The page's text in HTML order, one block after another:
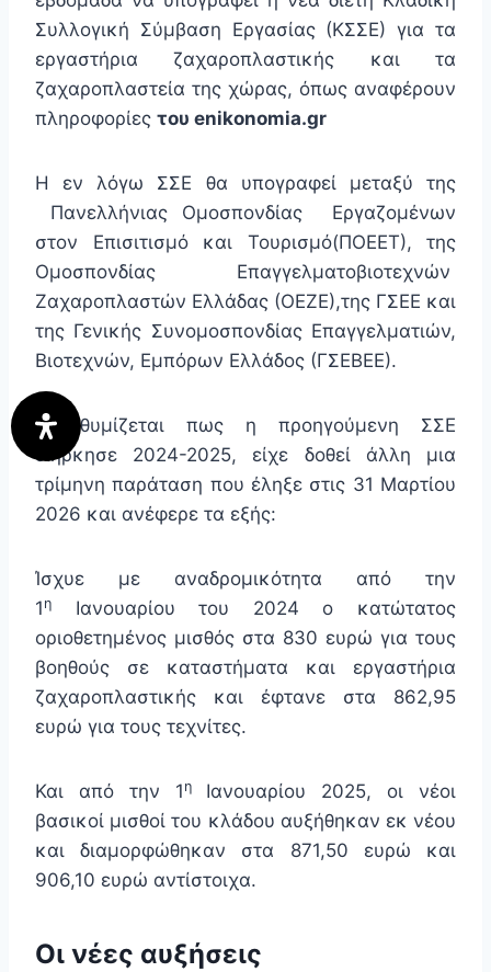
Συλλογική Σύμβαση Εργασίας (ΚΣΣΕ) για τα
εργαστήρια ζαχαροπλαστικής και τα
ζαχαροπλαστεία της χώρας, όπως αναφέρουν
πληροφορίες του enikonomia.gr
Η εν λόγω ΣΣΕ θα υπογραφεί μεταξύ της
Πανελλήνιας Ομοσπονδίας Εργαζομένων
στον Επισιτισμό και Τουρισμό(ΠΟΕΕΤ), της
Ομοσπονδίας Επαγγελματοβιοτεχνών
Ζαχαροπλαστών Ελλάδας (ΟΕΖΕ),της ΓΣΕΕ και
της Γενικής Συνομοσπονδίας Επαγγελματιών,
Βιοτεχνών, Εμπόρων Ελλάδος (ΓΣΕΒΕΕ).
Υπενθυμίζεται πως η προηγούμενη ΣΣΕ
διήρκησε 2024-2025, είχε δοθεί άλλη μια
τρίμηνη παράταση που έληξε στις 31 Μαρτίου
2026 και ανέφερε τα εξής:
Ίσχυε με αναδρομικότητα από την
1 η
Ιανουαρίου του 2024 ο κατώτατος
οριοθετημένος μισθός στα 830 ευρώ για τους
βοηθούς σε καταστήματα και εργαστήρια
ζαχαροπλαστικής και έφτανε στα 862,95
ευρώ για τους τεχνίτες.
Και από την 1 ηΙανουαρίου 2025, οι νέοι
βασικοί μισθοί του κλάδου αυξήθηκαν εκ νέου
και διαμορφώθηκαν στα 871,50 ευρώ και
906,10 ευρώ αντίστοιχα.
Οι νέες αυξήσεις